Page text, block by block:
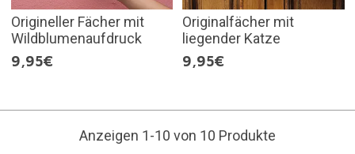
Origineller Fächer mit
Wildblumenaufdruck
9,95€
Originalfächer mit
liegender Katze
9,95€
Anzeigen 1-10 von 10 Produkte